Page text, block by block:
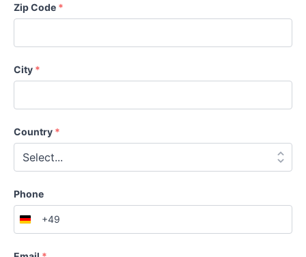
Zip Code *
City *
Country *
Phone
Germany
+49
+49